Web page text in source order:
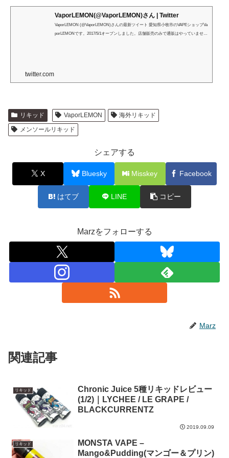
VaporLEMON(@VaporLEMON)さん | Twitter
VaporLEMON (@VaporLEMON)さんの最新ツイート 愛知県小牧市のVAPEショップVa
porLEMONです。2017/5/1オープンしました。店舗販売のみで通販はやっていませ
twitter.com
リキッド VaporLEMON
海外リキッド
メンソールリキッド
シェアする
X Bluesky Misskey Facebook
はてブ LINE コピー
Marzをフォローする
Marz
関連記事
リキッド
Chronic Juice 5種リキッドレビュー
(1/2)｜LYCHEE / LE GRAPE /
BLACKCURRENTZ
2019.09.09
リキッド
MONSTA VAPE –
Mango&Pudding(マンゴー＆プリン)